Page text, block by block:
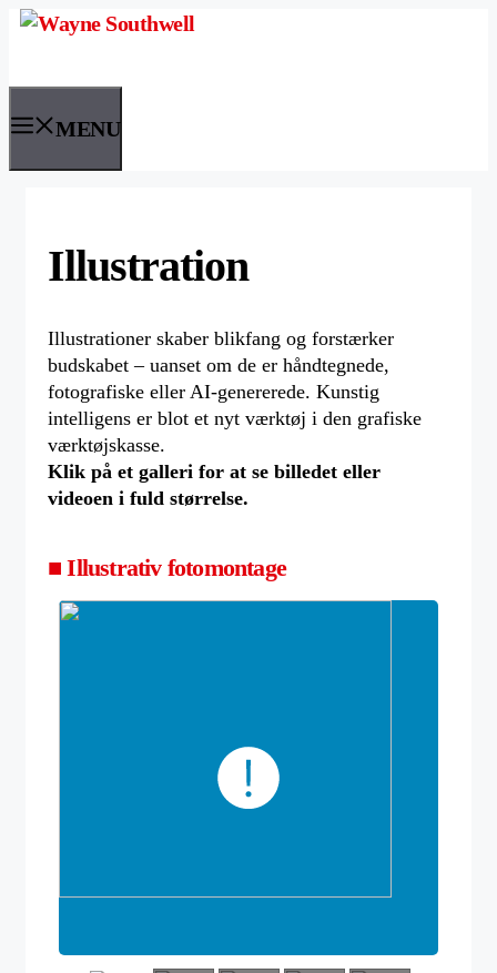
Skip
MENU
Illustration
Illustrationer skaber blikfang og forstærker
budskabet – uanset om de er håndtegnede,
fotografiske eller AI-genererede. Kunstig
intelligens er blot et nyt værktøj i den grafiske
værktøjskasse.
Klik på et galleri for at se billedet eller
videoen i fuld størrelse.
■ Illustrativ fotomontage